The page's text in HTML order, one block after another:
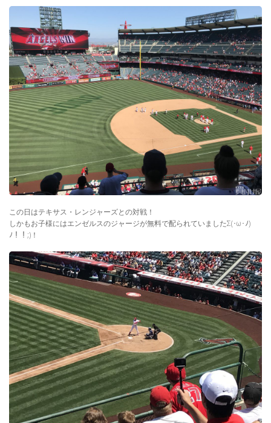
この日はテキサス・レンジャーズとの対戦！
しかもお子様にはエンゼルスのジャージが無料で配られていましたΣ(･ω･ﾉ)
ﾉ！！;)！